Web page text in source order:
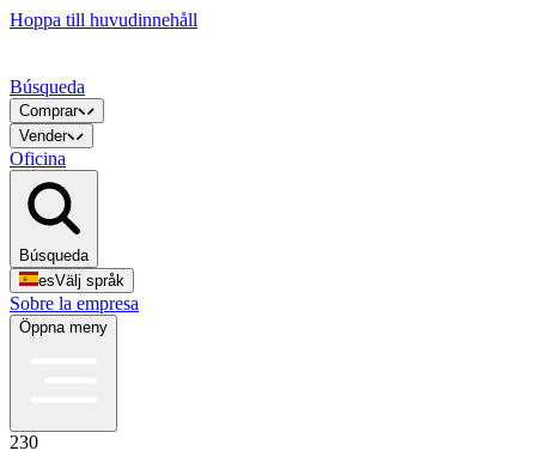
Hoppa till huvudinnehåll
Búsqueda
Comprar
Vender
Oficina
Búsqueda
esVälj språk
Sobre la empresa
Öppna meny
230